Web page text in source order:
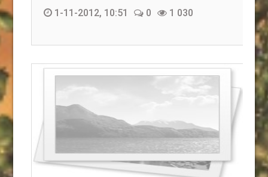
Eltaro-Vrn.ru
1-11-2012, 10:51 0 1 030